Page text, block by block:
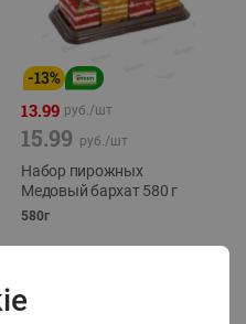
-13%
13.99 руб./шт
15.99 руб./шт
Набор пирожных
Медовый бархат 580 г
580г